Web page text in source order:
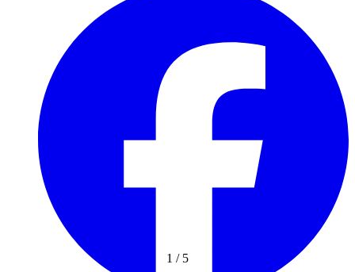
1 / 5